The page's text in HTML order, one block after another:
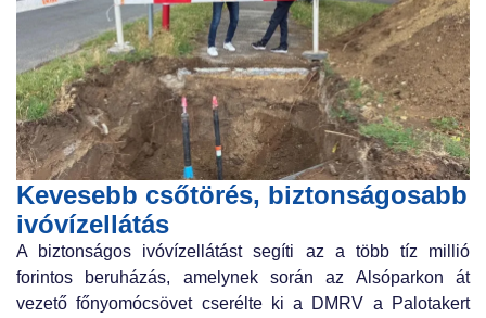
Kevesebb csőtörés, biztonságosabb
ivóvízellátás
A biztonságos ivóvízellátást segíti az a több tíz millió
forintos beruházás, amelynek során az Alsóparkon át
vezető főnyomócsövet cserélte ki a DMRV a Palotakert